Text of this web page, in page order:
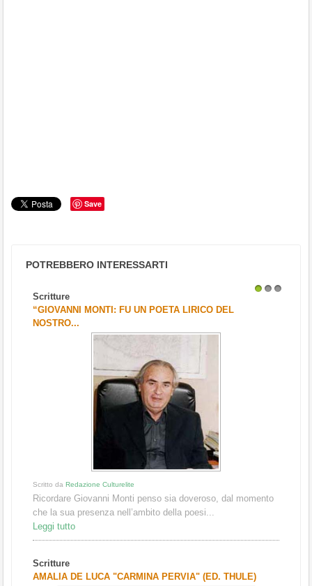
Save
POTREBBERO INTERESSARTI
Scritture
“GIOVANNI MONTI: FU UN POETA LIRICO DEL
NOSTRO...
Scritto da Redazione Culturelite
Ricordare Giovanni Monti penso sia doveroso, dal momento
che la sua presenza nell’ambito della poesi...
Leggi tutto
Scritture
AMALIA DE LUCA "CARMINA PERVIA" (ED. THULE)